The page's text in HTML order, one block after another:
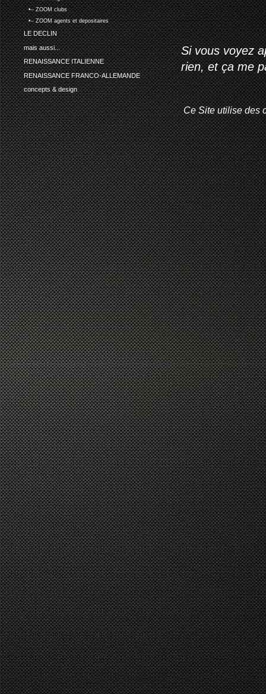
•-- ZOOM clubs
•-- ZOOM agents et depositaires
LE DECLIN
mais aussi...
RENAISSANCE ITALIENNE
RENAISSANCE FRANCO-ALLEMANDE
concepts & design
Si vous voyez
rien, et ça me
Ce Site utilise des